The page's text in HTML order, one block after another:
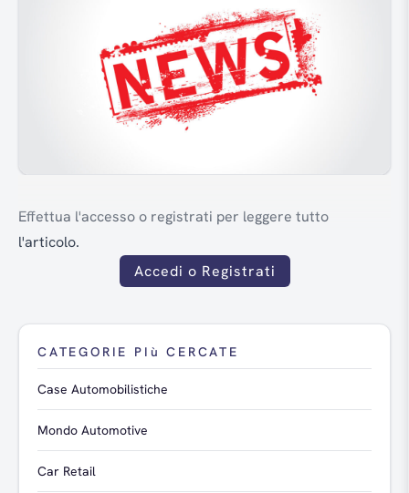
Effettua l'accesso o registrati per leggere tutto
l'articolo.
Accedi o Registrati
CATEGORIE PIù CERCATE
Case Automobilistiche
Mondo Automotive
Car Retail